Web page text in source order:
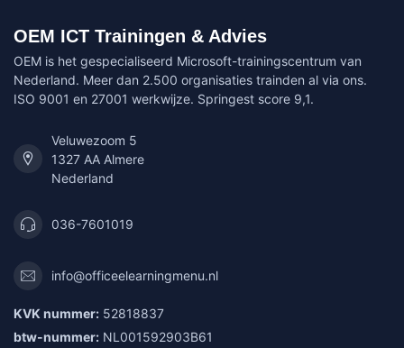
OEM ICT Trainingen & Advies
OEM is het gespecialiseerd Microsoft-trainingscentrum van
Nederland. Meer dan 2.500 organisaties trainden al via ons.
ISO 9001 en 27001 werkwijze. Springest score 9,1.
Veluwezoom 5
1327 AA Almere
Nederland
036-7601019
info@officeelearningmenu.nl
KVK nummer: 52818837
btw-nummer: NL001592903B61